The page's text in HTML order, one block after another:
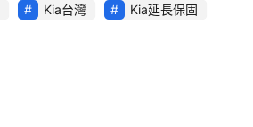
Kia台灣
Kia延長保固